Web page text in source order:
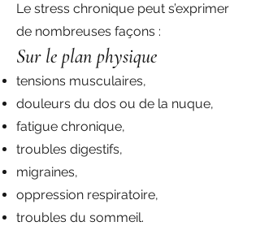
Le stress chronique peut s’exprimer
de nombreuses façons :
Sur le plan physique
tensions musculaires,
douleurs du dos ou de la nuque,
fatigue chronique,
troubles digestifs,
migraines,
oppression respiratoire,
troubles du sommeil.